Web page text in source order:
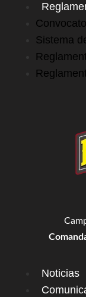
Sistema
Noticias